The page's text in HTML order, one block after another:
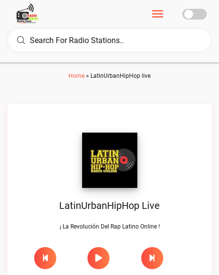
Home » LatinUrbanHipHop live
LatinUrbanHipHop Live
¡ La Revolución Del Rap Latino Online !